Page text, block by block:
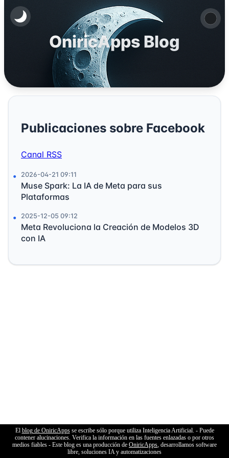
OniricApps Blog
Publicaciones sobre Facebook
Canal RSS
2026-04-21 09:11
Muse Spark: La IA de Meta para sus
Plataformas
2025-12-05 09:12
Meta Revoluciona la Creación de Modelos 3D
con IA
El blog de OniricAppsse escribe sólo porque utiliza Inteligencia Artificial. - Puede
contener alucinaciones. Verifica la información en las fuentes enlazadas o por otros
medios fiables - Este blog es una producción de OniricApps , desarrollamos software
libre, soluciones IA y automatizaciones